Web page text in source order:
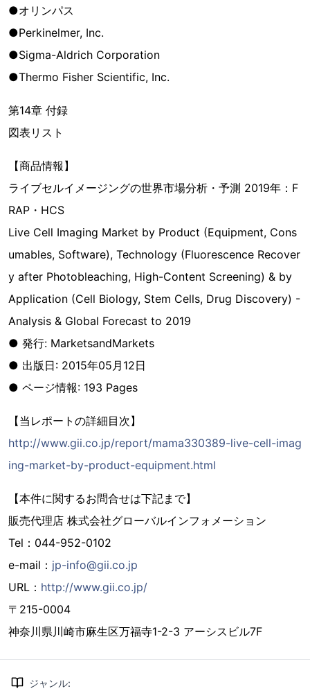
●オリンパス
●Perkinelmer, Inc.
●Sigma-Aldrich Corporation
●Thermo Fisher Scientific, Inc.
第14章 付録
図表リスト
【商品情報】
ライブセルイメージングの世界市場分析・予測 2019年：F
RAP・HCS
Live Cell Imaging Market by Product (Equipment, Cons
umables, Software), Technology (Fluorescence Recover
y after Photobleaching, High-Content Screening) & by
Application (Cell Biology, Stem Cells, Drug Discovery) -
Analysis & Global Forecast to 2019
● 発行: MarketsandMarkets
● 出版日: 2015年05月12日
● ページ情報: 193 Pages
【当レポートの詳細目次】
http://www.gii.co.jp/report/mama330389-live-cell-imag
ing-market-by-product-equipment.html
【本件に関するお問合せは下記まで】
販売代理店 株式会社グローバルインフォメーション
Tel：044-952-0102
e-mail： jp-info@gii.co.jp
URL： http://www.gii.co.jp/
〒215-0004
神奈川県川崎市麻生区万福寺1-2-3 アーシスビル7F
ジャンル: